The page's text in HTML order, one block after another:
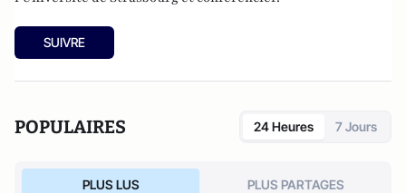
SUIVRE
POPULAIRES 24 Heures 7 Jours
PLUS LUS PLUS PARTAGES